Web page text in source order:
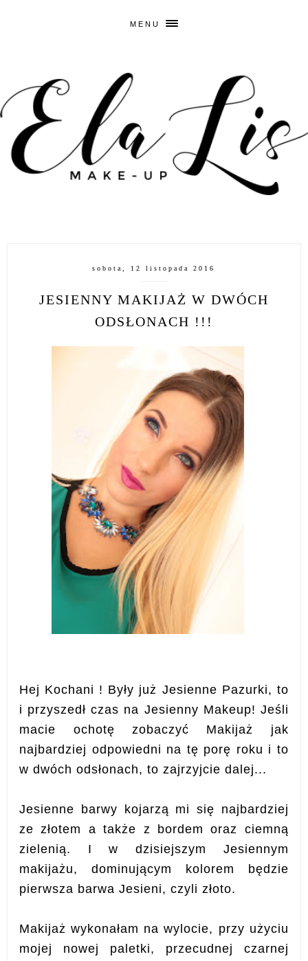
MENU
sobota, 12 listopada 2016
JESIENNY MAKIJAŻ W DWÓCH
ODSŁONACH !!!
Hej Kochani ! Były już Jesienne Pazurki, to
i przyszedł czas na Jesienny Makeup! Jeśli
macie ochotę zobaczyć Makijaż jak
najbardziej odpowiedni na tę porę roku i to
w dwóch odsłonach, to zajrzyjcie dalej...
Jesienne barwy kojarzą mi się najbardziej
ze złotem a także z bordem oraz ciemną
zielenią. I w dzisiejszym Jesiennym
makijażu, dominującym kolorem będzie
pierwsza barwa Jesieni, czyli złoto.
Makijaż wykonałam na wylocie, przy użyciu
mojej nowej paletki, przecudnej czarnej